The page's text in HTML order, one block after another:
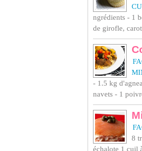
ngrédients - 1
de girofle,
- 1.5 kg
navets - 1
8
échalote 1 cuil